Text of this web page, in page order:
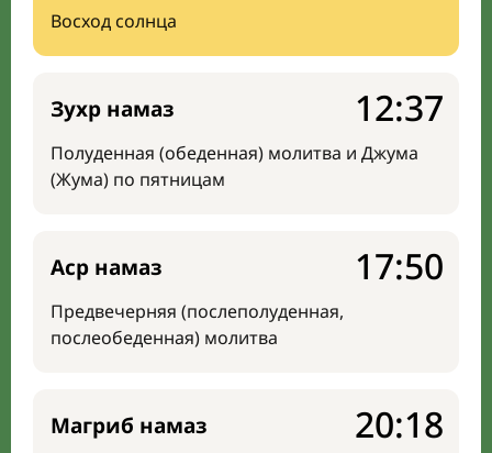
Восход солнца
Зухр намаз
Полуденная (обеденная) молитва и Джума
(Жума) по пятницам
12:37
Аср намаз
Предвечерняя (послеполуденная,
послеобеденная) молитва
17:50
Магриб намаз 20:18